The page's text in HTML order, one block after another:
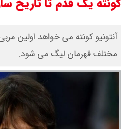
کونته یک قدم تا تاریخ
مختلف قهرمان لیگ می شود.